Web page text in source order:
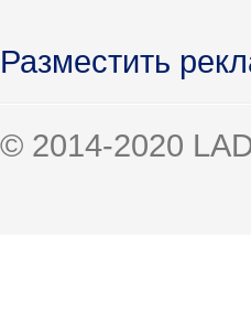
Разместить
© 2014-2020